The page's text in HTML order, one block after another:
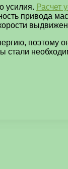
усилия. Расчет
привода
поэтому
стали